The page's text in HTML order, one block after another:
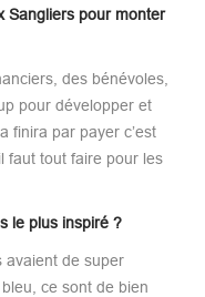
Sangliers pour monter
des bénévoles,
pour développer et
finira par payer c’est
faut tout faire pour les
le plus inspiré ?
avaient de super
ce sont de bien